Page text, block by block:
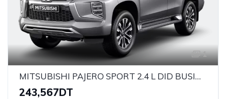
1
MITSUBISHI PAJERO SPORT 2.4 L DID BUSINESS
243,567DT